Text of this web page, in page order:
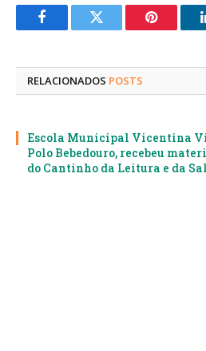
FacebookTwitter Pinterest
RELACIONADOS POSTS
Escola Municipal Vicentina
Polo Bebedouro, recebeu
do Cantinho da Leitura e da